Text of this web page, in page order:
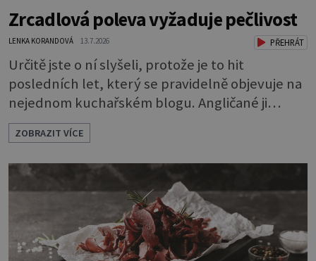
Zrcadlová poleva vyžaduje pečlivost
LENKA KORANDOVÁ 13.7.2026 PŘEHRÁT
Určitě jste o ní slyšeli, protože je to hit
posledních let, který se pravidelně objevuje na
nejednom kuchařském blogu. Angličané ji
nazývají mirror glaze, tedy zrcadlová poleva, a
opravdu se jako zrcadlo blyští. Pokud vás
napadlo, že byste si ji také rádi zkusili, klidně se
do toho dejte. A jaký že zázrak způsobí, že
vytvoříte takový lesk? Vlastně je to jednoduché.
Dort musíte před politím pár
ZOBRAZIT VÍCE